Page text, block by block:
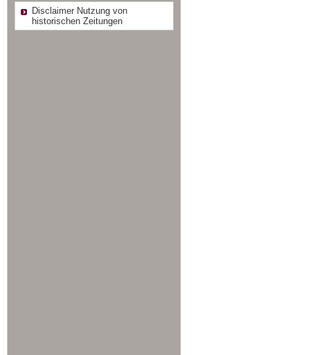
Disclaimer Nutzung von
historischen Zeitungen